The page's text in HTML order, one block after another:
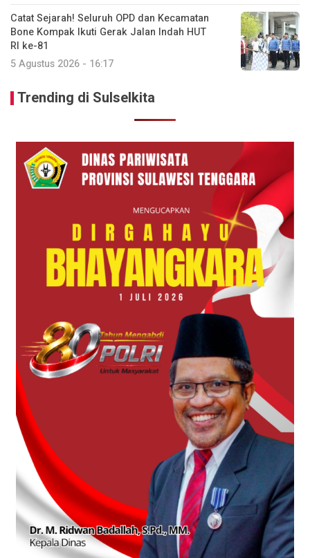
Catat Sejarah! Seluruh OPD dan Kecamatan
Bone Kompak Ikuti Gerak Jalan Indah HUT
RI ke-81
5 Agustus 2026 - 16:17
Trending di Sulselkita